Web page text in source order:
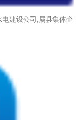
建设公司,属县集体企